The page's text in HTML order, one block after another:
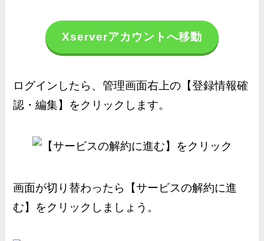
Xserverアカウントへ移動
ログインしたら、管理画面右上の【登録情報確
認・編集】をクリックします。
画面が切り替わったら【サービスの解約に進
む】をクリックしましょう。